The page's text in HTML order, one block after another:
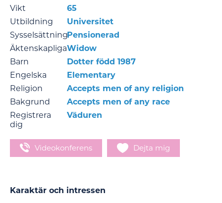
Vikt
65
Utbildning
Universitet
SysselsättningPensionerad
ÄktenskapligaWidow
Barn
Dotter född 1987
Engelska
Elementary
Religion
Accepts men of any religion
Bakgrund
Accepts men of any race
Registrera
dig
Väduren
Videokonferens Dejta mig
Karaktär och intressen